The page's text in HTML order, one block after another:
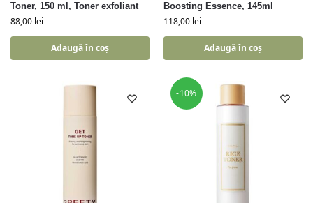
Toner, 150 ml, Toner exfoliant
88,00 lei
Adaugă în coș
Boosting Essence, 145ml
118,00 lei
Adaugă în coș
-10%